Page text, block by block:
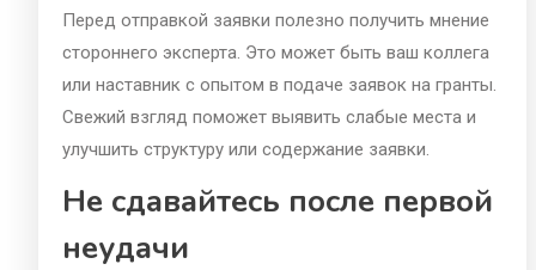
Перед отправкой заявки полезно получить мнение
стороннего эксперта. Это может быть ваш коллега
или наставник с опытом в подаче заявок на гранты.
Свежий взгляд поможет выявить слабые места и
улучшить структуру или содержание заявки.
Не сдавайтесь после первой
неудачи